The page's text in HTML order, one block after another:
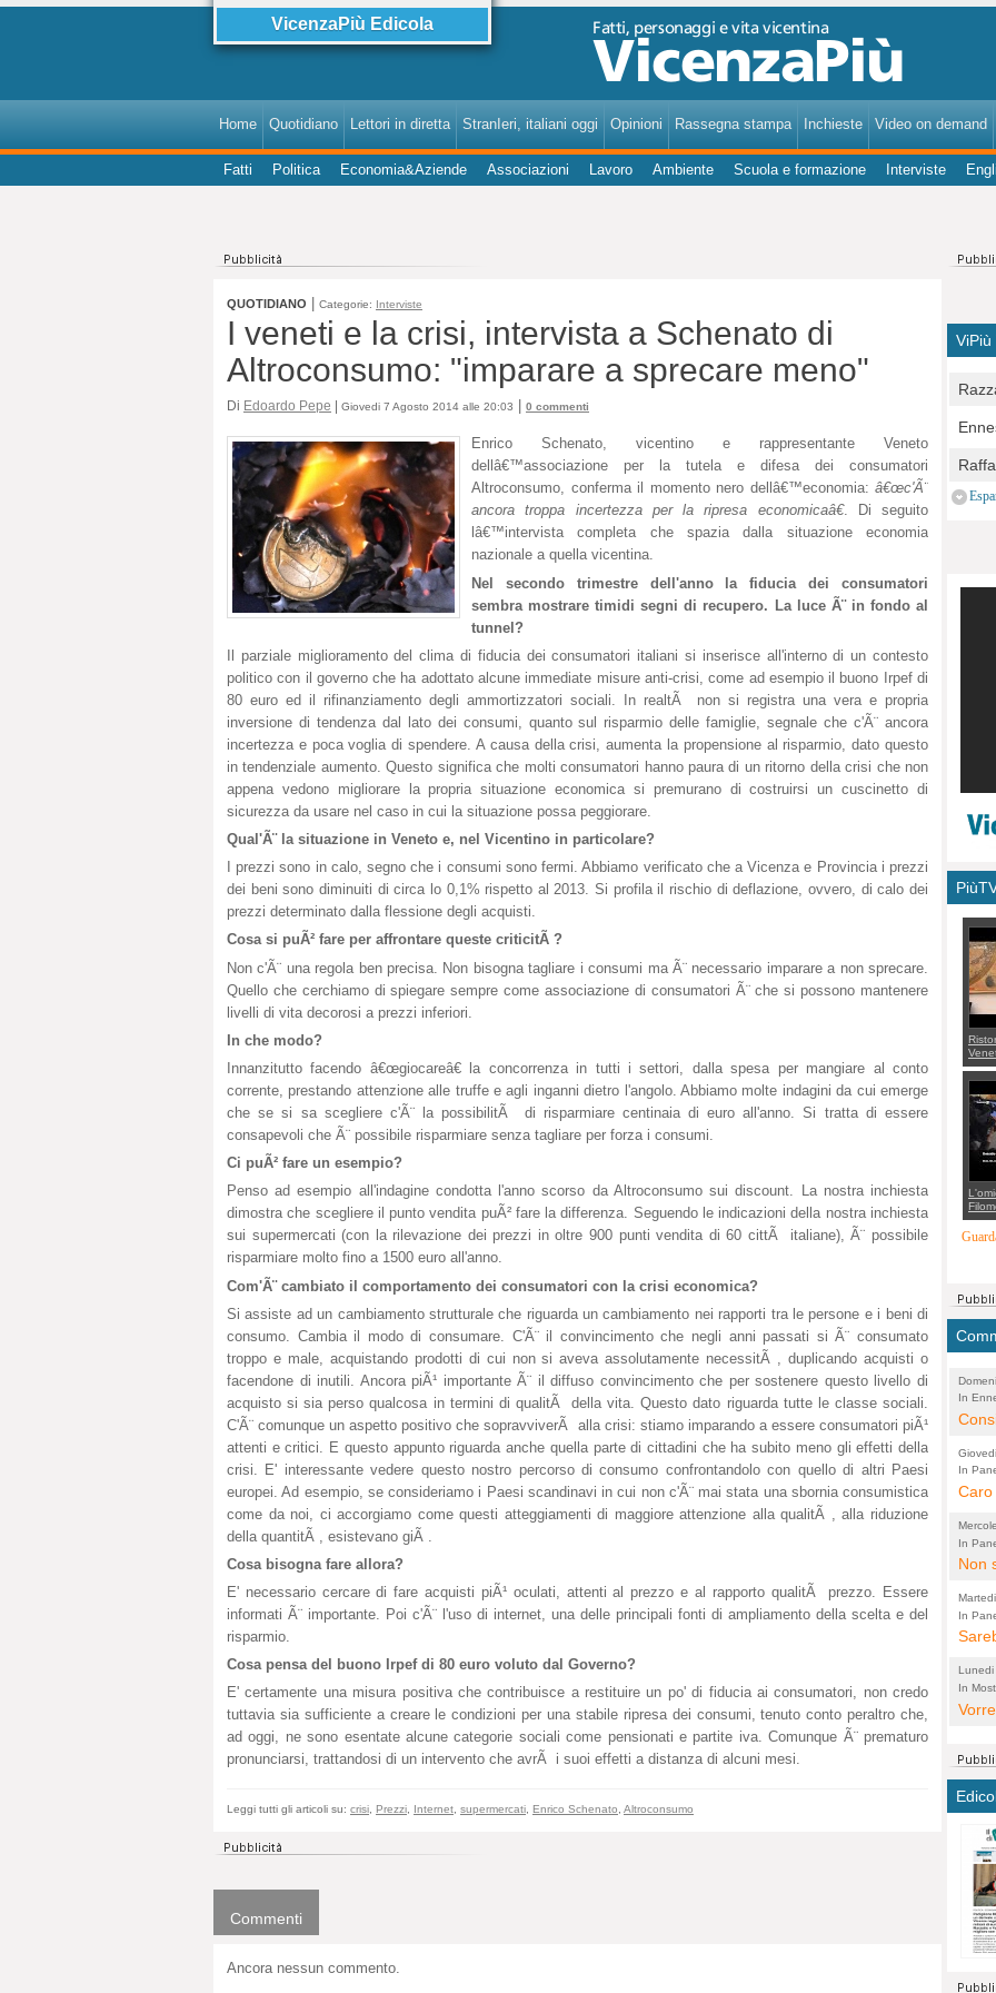
VicenzaPiù Edicola
Home Quotidiano Lettori in diretta StranIeri, italiani oggi Opinioni Rassegna stampa Inchieste Video on demand
Fatti Politica Economia&Aziende Associazioni Lavoro Ambiente Scuola e formazione Interviste
QUOTIDIANO Categorie: Interviste
I veneti e la crisi, intervista a Schenato di
Altroconsumo: "imparare a sprecare meno"
Di Edoardo Pepe | Giovedi 7 Agosto 2014 alle 20:03 0 commenti
Enrico Schenato, vicentino e rappresentante Veneto
dellâ€™associazione per la tutela e difesa dei consumatori
Altroconsumo, conferma il momento nero dellâ€™economia: â€œc'Ã¨
ancora troppa incertezza per la ripresa economicaâ€. Di seguito
lâ€™intervista completa che spazia dalla situazione economia
nazionale a quella vicentina.
Nel secondo trimestre dell'anno la fiducia dei consumatori
sembra mostrare timidi segni di recupero. La luce Ã¨ in fondo al
tunnel?
Il parziale miglioramento del clima di fiducia dei consumatori italiani si inserisce all'interno di un contesto
politico con il governo che ha adottato alcune immediate misure anti-crisi, come ad esempio il buono Irpef di
80 euro ed il rifinanziamento degli ammortizzatori sociali. In realtÃ non si registra una vera e propria
inversione di tendenza dal lato dei consumi, quanto sul risparmio delle famiglie, segnale che c'Ã¨ ancora
incertezza e poca voglia di spendere. A causa della crisi, aumenta la propensione al risparmio, dato questo
in tendenziale aumento. Questo significa che molti consumatori hanno paura di un ritorno della crisi che non
appena vedono migliorare la propria situazione economica si premurano di costruirsi un cuscinetto di
sicurezza da usare nel caso in cui la situazione possa peggiorare.
Qual'Ã¨ la situazione in Veneto e, nel Vicentino in particolare?
I prezzi sono in calo, segno che i consumi sono fermi. Abbiamo verificato che a Vicenza e Provincia i prezzi
dei beni sono diminuiti di circa lo 0,1% rispetto al 2013. Si profila il rischio di deflazione, ovvero, di calo dei
prezzi determinato dalla flessione degli acquisti.
Cosa si puÃ² fare per affrontare queste criticitÃ ?
Non c'Ã¨ una regola ben precisa. Non bisogna tagliare i consumi ma Ã¨ necessario imparare a non sprecare.
Quello che cerchiamo di spiegare sempre come associazione di consumatori Ã¨ che si possono mantenere
livelli di vita decorosi a prezzi inferiori.
In che modo?
Innanzitutto facendo â€œgiocareâ€ la concorrenza in tutti i settori, dalla spesa per mangiare al conto
corrente, prestando attenzione alle truffe e agli inganni dietro l'angolo. Abbiamo molte indagini da cui emerge
che se si sa scegliere c'Ã¨ la possibilitÃ di risparmiare centinaia di euro all'anno. Si tratta di essere
consapevoli che Ã¨ possibile risparmiare senza tagliare per forza i consumi.
Ci puÃ² fare un esempio?
Penso ad esempio all'indagine condotta l'anno scorso da Altroconsumo sui discount. La nostra inchiesta
dimostra che scegliere il punto vendita puÃ² fare la differenza. Seguendo le indicazioni della nostra inchiesta
sui supermercati (con la rilevazione dei prezzi in oltre 900 punti vendita di 60 cittÃ italiane), Ã¨ possibile
risparmiare molto fino a 1500 euro all'anno.
Com'Ã¨ cambiato il comportamento dei consumatori con la crisi economica?
Si assiste ad un cambiamento strutturale che riguarda un cambiamento nei rapporti tra le persone e i beni di
consumo. Cambia il modo di consumare. C'Ã¨ il convincimento che negli anni passati si Ã¨ consumato
troppo e male, acquistando prodotti di cui non si aveva assolutamente necessitÃ , duplicando acquisti o
facendone di inutili. Ancora piÃ¹ importante Ã¨ il diffuso convincimento che per sostenere questo livello di
acquisto si sia perso qualcosa in termini di qualitÃ della vita. Questo dato riguarda tutte le classe sociali.
C'Ã¨ comunque un aspetto positivo che sopravviverÃ alla crisi: stiamo imparando a essere consumatori piÃ¹
attenti e critici. E questo appunto riguarda anche quella parte di cittadini che ha subito meno gli effetti della
crisi. E' interessante vedere questo nostro percorso di consumo confrontandolo con quello di altri Paesi
europei. Ad esempio, se consideriamo i Paesi scandinavi in cui non c'Ã¨ mai stata una sbornia consumistica
come da noi, ci accorgiamo come questi atteggiamenti di maggiore attenzione alla qualitÃ , alla riduzione
della quantitÃ , esistevano giÃ .
Cosa bisogna fare allora?
E' necessario cercare di fare acquisti piÃ¹ oculati, attenti al prezzo e al rapporto qualitÃ prezzo. Essere
informati Ã¨ importante. Poi c'Ã¨ l'uso di internet, una delle principali fonti di ampliamento della scelta e del
risparmio.
Cosa pensa del buono Irpef di 80 euro voluto dal Governo?
E' certamente una misura positiva che contribuisce a restituire un po' di fiducia ai consumatori, non credo
tuttavia sia sufficiente a creare le condizioni per una stabile ripresa dei consumi, tenuto conto peraltro che,
ad oggi, ne sono esentate alcune categorie sociali come pensionati e partite iva. Comunque Ã¨ prematuro
pronunciarsi, trattandosi di un intervento che avrÃ i suoi effetti a distanza di alcuni mesi.
Leggi tutti gli articoli su: crisi Prezzi Internet supermercati Enrico Schenato Altroconsumo
Commenti
Ancora nessun commento.
ViPiù
per
E
con
In
per
che
qui
PER
In
Caro
sono
(non
dal
Ora
la
ma
In
Non
la
a
In
città,
In
di
e
alta